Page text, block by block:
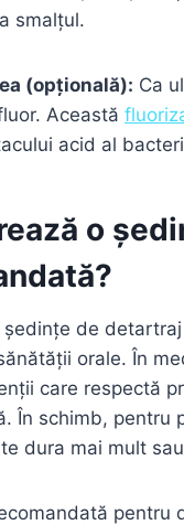
smalțul.
(opțională): Ca
Această
acid al
o
ședințe de
orale. În
care respectă
În schimb, pentru
dura mai mult
pentru